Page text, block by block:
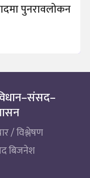
पुनरावलोकन
/ विश्लेषण
बिजनेश